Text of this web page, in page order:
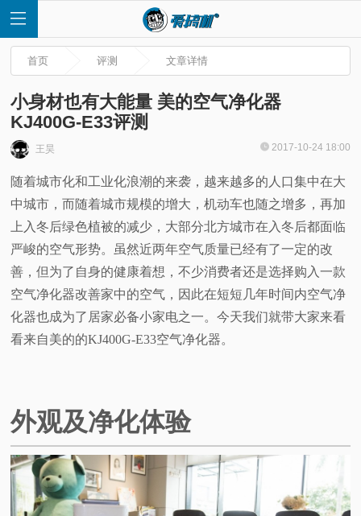
首
页
快
讯
测
频
科
普
首页 评测 文章详情
小身材也有大能量 美的空气净化器
KJ400G-E33评测
王昊 2017-10-24 18:00
随着城市化和工业化浪潮的来袭，越来越多的人口集中在大
中城市，而随着城市规模的增大，机动车也随之增多，再加
上入冬后绿色植被的减少，大部分北方城市在入冬后都面临
严峻的空气形势。虽然近两年空气质量已经有了一定的改
善，但为了自身的健康着想，不少消费者还是选择购入一款
空气净化器改善家中的空气，因此在短短几年时间内空气净
化器也成为了居家必备小家电之一。今天我们就带大家来看
看来自美的的KJ400G-E33空气净化器。
外观及净化体验